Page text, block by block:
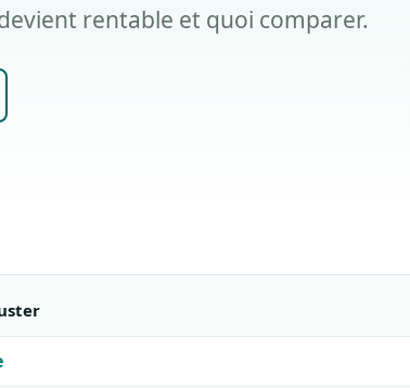
rentable et quoi comparer.